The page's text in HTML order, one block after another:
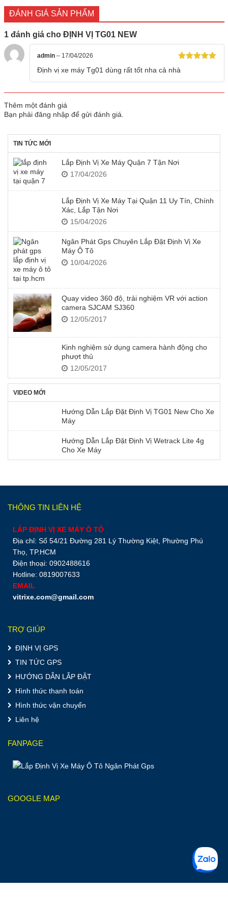
1.590.000 ₫.
1.290.000 ₫.
1.990.000 ₫.là:
ĐÁNH GIÁ SẢN PHẨM
1 đánh giá cho ĐỊNH VỊ TG01 NEW
Được xếp
hạng
sao
admin – 17/04/2026
Định vị xe máy Tg01 dùng rất tốt nha cả nhà
Thêm một đánh giá
Bạn phải đăng nhậpđể gửi đánh giá.
TIN TỨC MỚI
Lắp Định Vị Xe Máy Quận 7 Tận Nơi
17/04/2026
Lắp Định Vị Xe Máy Tại Quận 11 Uy Tín, Chính
Xác, Lắp Tận Nơi
15/04/2026
Ngân Phát Gps Chuyên Lắp Đặt Định Vị Xe
Máy Ô Tô
10/04/2026
Quay video 360 độ, trải nghiệm VR với action
camera SJCAM SJ360
12/05/2017
Kinh nghiệm sử dụng camera hành động cho
phượt thủ
12/05/2017
VIDEO MỚI
Hướng Dẫn Lắp Đặt Định Vị TG01 New Cho Xe
Máy
Hướng Dẫn Lắp Đặt Định Vị Wetrack Lite 4g
Cho Xe Máy
THÔNG TIN LIÊN HỆ
LẮP ĐỊNH VỊ XE MÁY Ô TÔ
Địa chỉ: Số 54/21 Đường 281 Lý Thường Kiệt, Phường Phú
Thọ, TP.HCM
Điện thoại: 0902488616
Hotline: 0819007633
EMAIL
vitrixe.com@gmail.com
TRỢ GIÚP
ĐỊNH VỊ GPS
TIN TỨC GPS
HƯỚNG DẪN LẮP ĐẶT
Hình thức thanh toán
Hình thức vận chuyển
Liên hệ
FANPAGE
GOOGLE MAP